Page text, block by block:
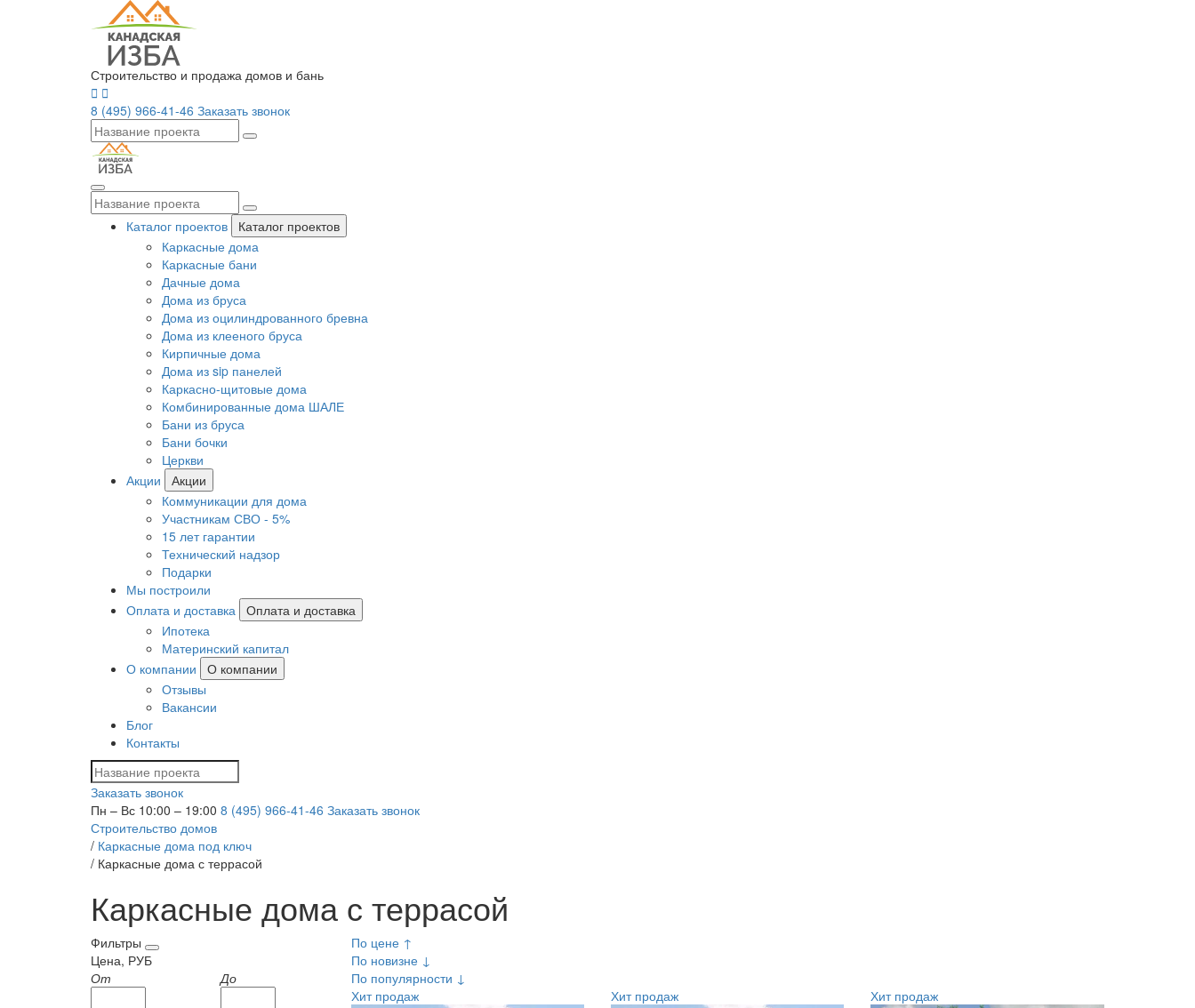
Строительство и продажа домов и бань
8 (495) 966-41-46 Заказать звонок
Каталог проектов
Каталог проектов
Каркасные дома
Каркасные бани
Дачные дома
Дома из бруса
Дома из оцилиндрованного бревна
Дома из клееного бруса
Кирпичные дома
Дома из sip панелей
Каркасно-щитовые дома
Комбинированные дома ШАЛЕ
Бани из бруса
Бани бочки
Церкви
Акции
Акции
Коммуникации для дома
Участникам СВО - 5%
15 лет гарантии
Технический надзор
Подарки
Мы построили
Оплата и доставка
Оплата и доставка
Ипотека
Материнский капитал
О компании
О компании
Отзывы
Вакансии
Блог
Контакты
Заказать звонок
Пн – Вс 10:00 – 19:00 8 (495) 966-41-46 Заказать звонок
Строительство домов
/ Каркасные дома под ключ
/ Каркасные дома с террасой
Каркасные дома с террасой
Фильтры
Цена, РУБ
От
До
По цене ↑
По новизне ↓
По популярности ↓
Хит продаж
Хит продаж Хит продаж